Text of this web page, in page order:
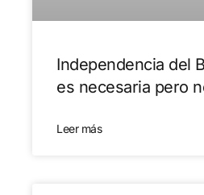
Independencia del
es necesaria pero
Leer más